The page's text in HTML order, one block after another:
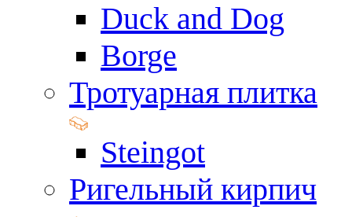
Duck and Dog
Borge
Тротуарная плитка
Steingot
Ригельный кирпич